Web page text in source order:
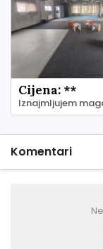
Cijena: **
Komentari